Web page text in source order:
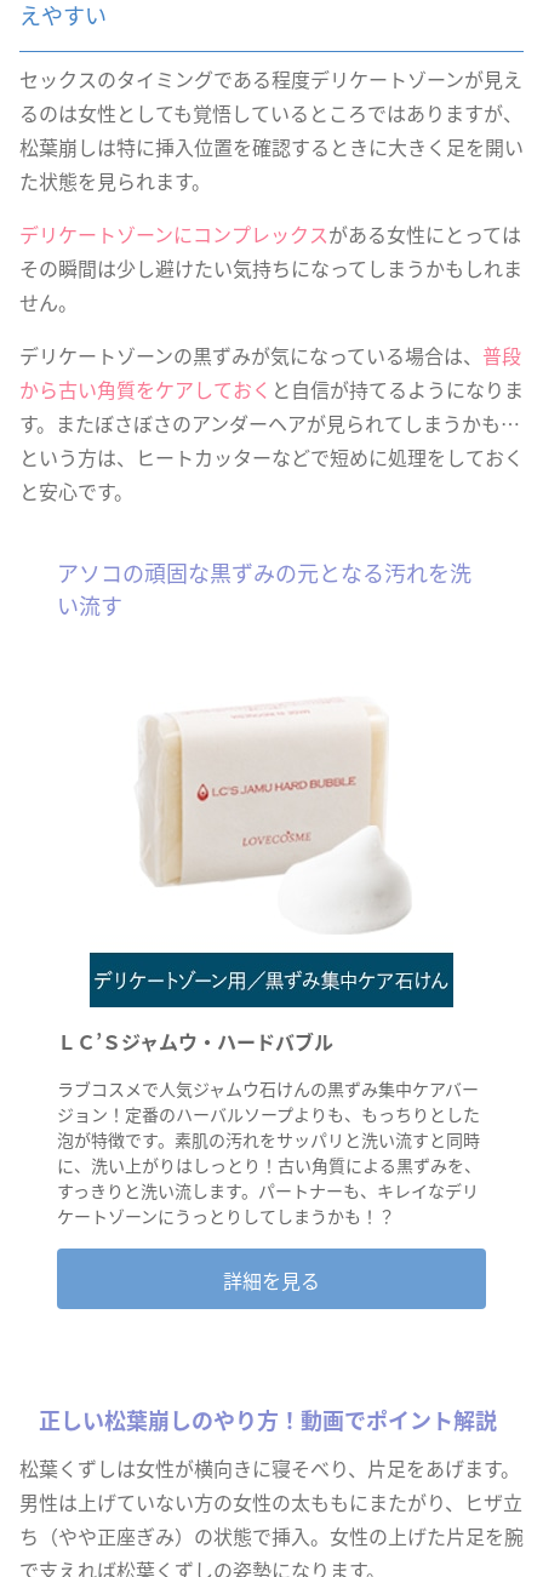
えやすい
セックスのタイミングである程度デリケートゾーンが見え
るのは女性としても覚悟しているところではありますが、
松葉崩しは特に挿入位置を確認するときに大きく足を開い
た状態を見られます。
デリケートゾーンにコンプレックスがある女性にとっては
その瞬間は少し避けたい気持ちになってしまうかもしれま
せん。
デリケートゾーンの黒ずみが気になっている場合は、 普段
から古い角質をケアしておく と自信が持てるようになりま
す。またぼさぼさのアンダーヘアが見られてしまうかも…
という方は、ヒートカッターなどで短めに処理をしておく
と安心です。
アソコの頑固な黒ずみの元となる汚れを洗
い流す
ＬＣ’Ｓジャムウ・ハードバブル
ラブコスメで人気ジャムウ石けんの黒ずみ集中ケアバー
ジョン！定番のハーバルソープよりも、もっちりとした
泡が特徴です。素肌の汚れをサッパリと洗い流すと同時
に、洗い上がりはしっとり！古い角質による黒ずみを、
すっきりと洗い流します。パートナーも、キレイなデリ
ケートゾーンにうっとりしてしまうかも！？
詳細を見る
正しい松葉崩しのやり方！動画でポイント解説
松葉くずしは女性が横向きに寝そべり、片足をあげます。
男性は上げていない方の女性の太ももにまたがり、ヒザ立
ち（やや正座ぎみ）の状態で挿入。女性の上げた片足を腕
で支えれば松葉くずしの姿勢になります。